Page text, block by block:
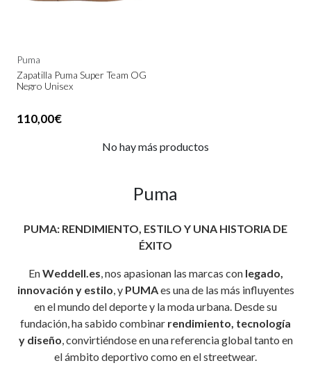
Puma
Zapatilla Puma Super Team OG
Negro Unisex
110,00€
No hay más productos
Puma
PUMA: RENDIMIENTO, ESTILO Y UNA HISTORIA DE
ÉXITO
EnWeddell.es, nos apasionan las marcas con legado,
innovación y estilo, y PUMAes una de las más influyentes
en el mundo del deporte y la moda urbana. Desde su
fundación, ha sabido combinar rendimiento, tecnología
y diseño, convirtiéndose en una referencia global tanto en
el ámbito deportivo como en el streetwear.